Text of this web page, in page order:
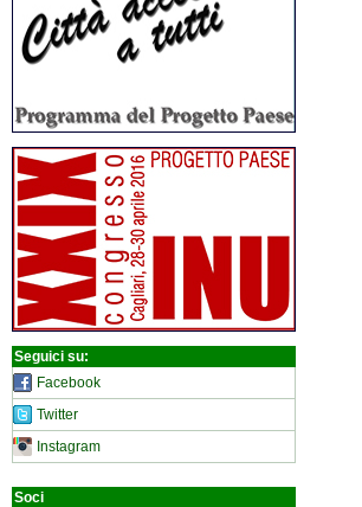
Seguici su:
Facebook
Twitter
Instagram
Soci